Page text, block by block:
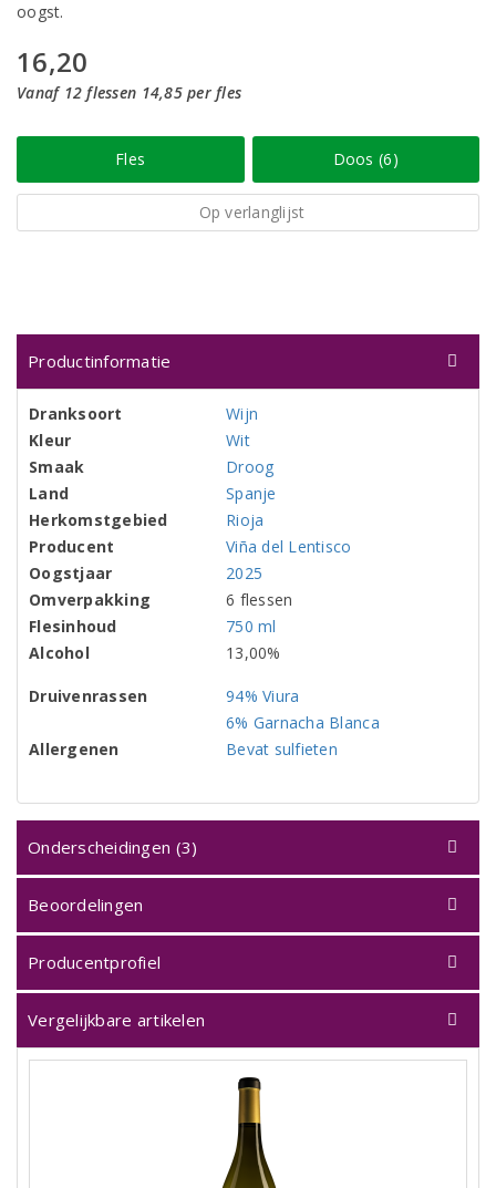
oogst.
16,20
Vanaf 12 flessen 14,85 per fles
Fles Doos (6)
Op verlanglijst
Productinformatie
Dranksoort
Wijn
Kleur
Wit
Smaak
Droog
Land
Spanje
Herkomstgebied
Rioja
Producent
Viña del Lentisco
Oogstjaar
2025
Omverpakking
6 flessen
Flesinhoud
750 ml
Alcohol
13,00%
Druivenrassen
94% Viura
6% Garnacha Blanca
Allergenen
Bevat sulfieten
Onderscheidingen (3)
Beoordelingen
Producentprofiel
Vergelijkbare artikelen